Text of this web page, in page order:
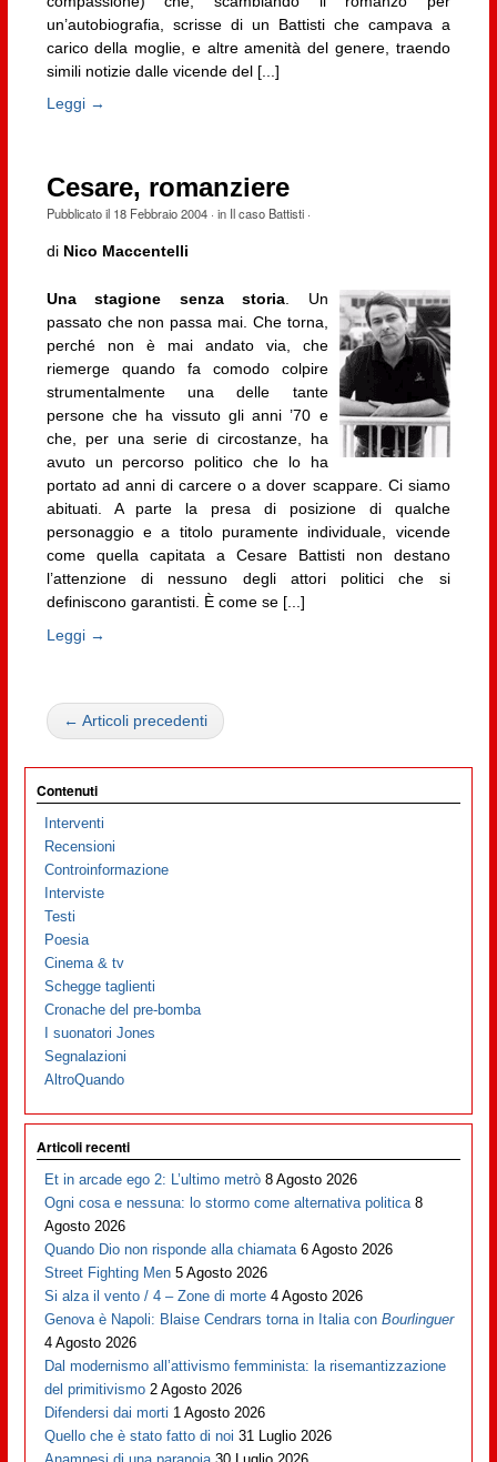
un’autobiografia, scrisse di un Battisti che campava a
carico della moglie, e altre amenità del genere, traendo
simili notizie dalle vicende del [...]
Leggi →
Cesare, romanziere
Pubblicato il 18 Febbraio 2004· in Il caso Battisti·
di Nico Maccentelli
Una stagione senza storia
Un
passato che non passa mai. Che torna,
perché non è mai andato via, che
riemerge quando fa comodo colpire
strumentalmente una delle tante
persone che ha vissuto gli anni ’70 e
che, per una serie di circostanze, ha
avuto un percorso politico che lo ha
portato ad anni di carcere o a dover scappare. Ci siamo
abituati. A parte la presa di posizione di qualche
personaggio e a titolo puramente individuale, vicende
come quella capitata a Cesare Battisti non destano
l’attenzione di nessuno degli attori politici che si
definiscono garantisti. È come se [...]
Leggi →
← Articoli precedenti
Contenuti
Interventi
Recensioni
Controinformazione
Interviste
Testi
Poesia
Cinema & tv
Schegge taglienti
Cronache del pre-bomba
I suonatori Jones
Segnalazioni
AltroQuando
Articoli recenti
Et in arcade ego 2: L’ultimo metrò 8 Agosto 2026
Ogni cosa e nessuna: lo stormo come alternativa politica 8
Agosto 2026
Quando Dio non risponde alla chiamata 6 Agosto 2026
Street Fighting Men 5 Agosto 2026
Si alza il vento / 4 – Zone di morte 4 Agosto 2026
Genova è Napoli: Blaise Cendrars torna in Italia conBourlinguer
4 Agosto 2026
Dal modernismo all’attivismo femminista: la risemantizzazione
del primitivismo 2 Agosto 2026
Difendersi dai morti 1 Agosto 2026
Quello che è stato fatto di noi 31 Luglio 2026